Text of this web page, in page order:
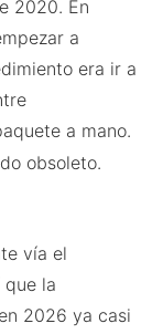
2020. En
a
era ir a
a mano.
obsoleto.
vía el
que la
2026 ya casi